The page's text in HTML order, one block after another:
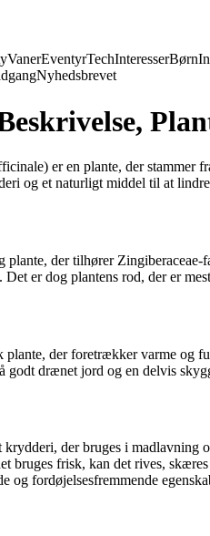
VanerEventyrTechInteresserBørn
Nyhedsbrevet
er en plante, der stammer
og et naturligt middel til at
plante, der tilhører
er dog plantens rod, der er
plante, der foretrækker varme og
godt drænet jord og en delvis
der bruges i madlavning
bruges frisk, kan det rives,
og fordøjelsesfremmende